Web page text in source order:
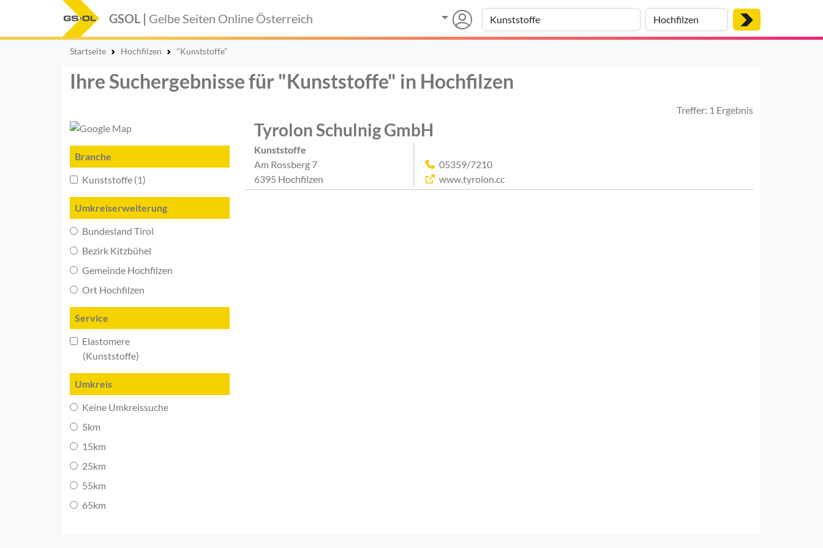
GSOL | Gelbe Seiten Online Österreich
Startseite Hochfilzen "Kunststoffe"
Ihre Suchergebnisse für "Kunststoffe" in Hochfilzen
Treffer: 1 Ergebnis
Branche
Kunststoffe (1)
Umkreiserweiterung
Bundesland Tirol
Bezirk Kitzbühel
Gemeinde Hochfilzen
Ort Hochfilzen
Service
Elastomere
(Kunststoffe)
Umkreis
Keine Umkreissuche
5km
15km
25km
55km
65km
Tyrolon Schulnig GmbH
Kunststoffe
Am Rossberg 7
6395 Hochfilzen
05359/7210
www.tyrolon.cc